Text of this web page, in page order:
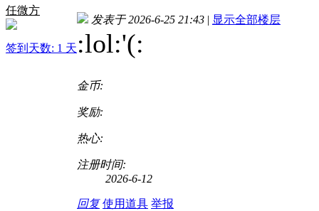
任微方
签到天数: 1 天
发表于 2026-6-25 21:43 | 显示全部楼层
:lol:'(:
金币:
奖励:
热心:
注册时间:
2026-6-12
回复 使用道具 举报